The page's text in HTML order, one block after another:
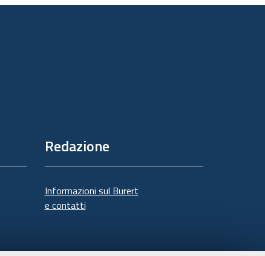
documento
Redazione
Informazioni sul Burert
e contatti